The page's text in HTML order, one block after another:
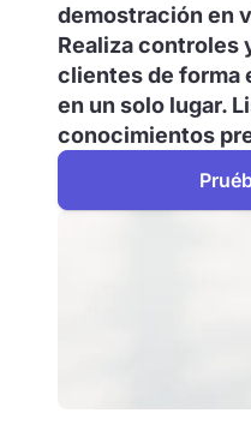
demostración en
Realiza controles
clientes de
en un solo lugar.
conocimientos